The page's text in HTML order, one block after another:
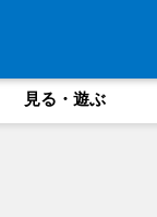
見る・遊ぶ